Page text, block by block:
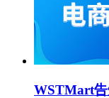
WSTMart告